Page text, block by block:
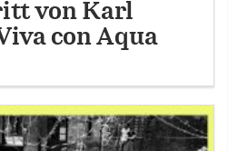
von Karl
con Aqua